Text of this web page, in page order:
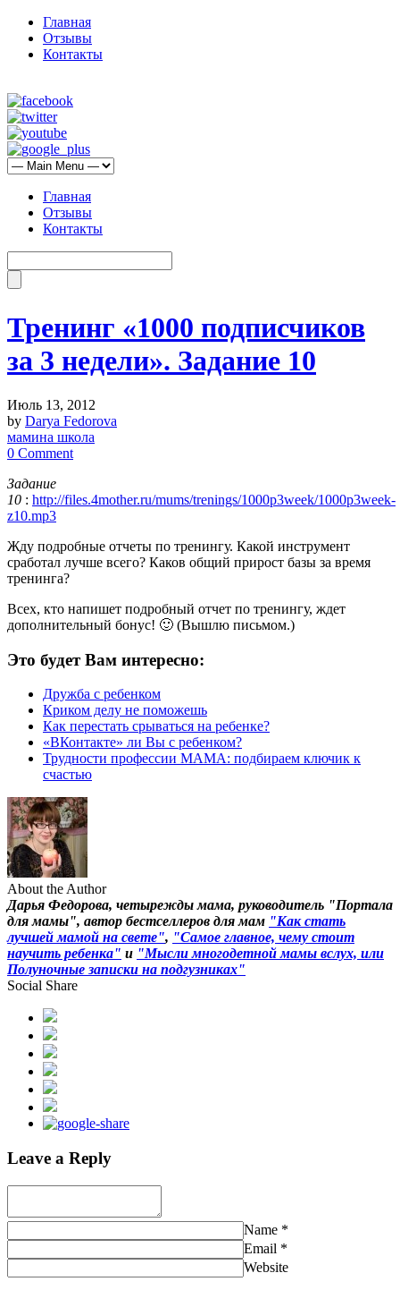
Главная
Отзывы
Контакты
Главная
Отзывы
Контакты
Тренинг «1000 подписчиков
за 3 недели». Задание 10
Июль 13, 2012
by Darya Fedorova
мамина школа
0 Comment
Задание
10 : http://files.4mother.ru/mums/trenings/1000p3week/1000p3week-
z10.mp3
Жду подробные отчеты по тренингу. Какой инструмент
сработал лучше всего? Каков общий прирост базы за время
тренинга?
Всех, кто напишет подробный отчет по тренингу, ждет
дополнительный бонус! 🙂 (Вышлю письмом.)
Это будет Вам интересно:
Дружба с ребенком
Криком делу не поможешь
Как перестать срываться на ребенке?
«ВКонтакте» ли Вы с ребенком?
Трудности профессии МАМА: подбираем ключик к
счастью
About the Author
Дарья Федорова, четырежды мама, руководитель "Портала
для мамы", автор бестселлеров для мам "Как стать
лучшей мамой на свете", "Самое главное, чему стоит
научить ребенка" и "Мысли многодетной мамы вслух, или
Полуночные записки на подгузниках"
Social Share
Leave a Reply
Name *
Email *
Website